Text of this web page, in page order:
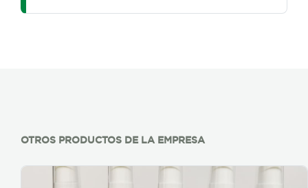
OTROS PRODUCTOS DE LA EMPRESA